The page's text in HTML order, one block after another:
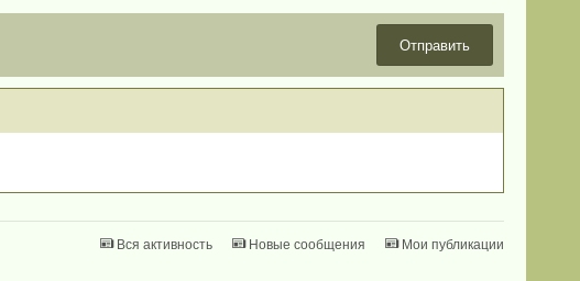
Отправить
Вся активность Новые сообщения Мои публикации